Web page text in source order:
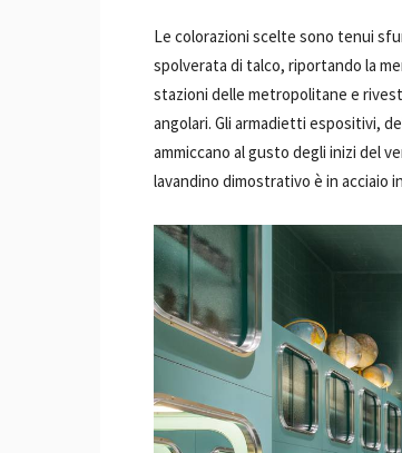
Le colorazioni scelte sono tenui
spolverata di talco, riportando la
stazioni delle metropolitane e
angolari. Gli armadietti espositivi,
ammiccano al gusto degli inizi del
lavandino dimostrativo è in acciaio